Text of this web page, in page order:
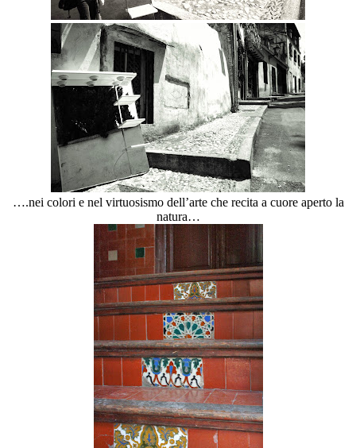
….nei colori e nel virtuosismo dell’arte che recita a cuore aperto la
natura…